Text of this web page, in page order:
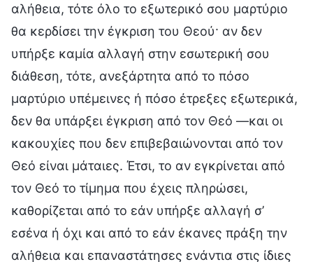
αλήθεια, τότε όλο το εξωτερικό σου μαρτύριο
θα κερδίσει την έγκριση του Θεού· αν δεν
υπήρξε καμία αλλαγή στην εσωτερική σου
διάθεση, τότε, ανεξάρτητα από το πόσο
μαρτύριο υπέμεινες ή πόσο έτρεξες εξωτερικά,
δεν θα υπάρξει έγκριση από τον Θεό —και οι
κακουχίες που δεν επιβεβαιώνονται από τον
Θεό είναι μάταιες. Έτσι, το αν εγκρίνεται από
τον Θεό το τίμημα που έχεις πληρώσει,
καθορίζεται από το εάν υπήρξε αλλαγή σ’
εσένα ή όχι και από το εάν έκανες πράξη την
αλήθεια και επαναστάτησες ενάντια στις ίδιες